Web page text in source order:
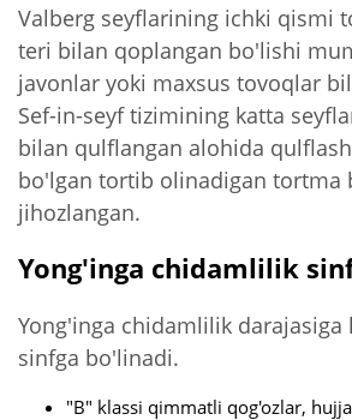
Valberg seyflarining ichki qismi
teri bilan qoplangan bo'lishi
javonlar yoki maxsus tovoqlar
Sef-in-seyf tizimining katta
bilan qulflangan alohida
bo'lgan tortib olinadigan tortma
jihozlangan.
Yong'inga chidamlilik
Yong'inga chidamlilik darajasiga
sinfga bo'linadi.
"B" klassi qimmatli qog'ozlar,